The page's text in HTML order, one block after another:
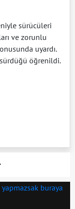
sürücüleri
ve zorunlu
uyardı.
sürdüğü öğrenildi.